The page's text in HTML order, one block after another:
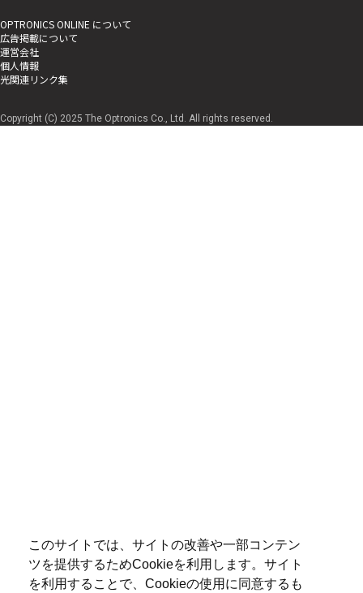
このサイトでは、サイトの改善や一部コンテン
ツを提供するためCookieを利用します。サイト
を利用することで、Cookieの使用に同意するも
OPTRONICS ONLINE について
広告掲載について
運営会社
個人情報
光関連リンク集
Copyright (C) 2025 The Optronics Co., Ltd. All rights reserved.